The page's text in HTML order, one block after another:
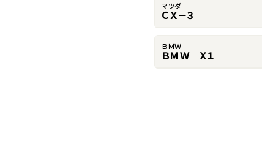
マツダ
ＣＸ－３
ＢＭＷ
ＢＭＷ Ｘ１